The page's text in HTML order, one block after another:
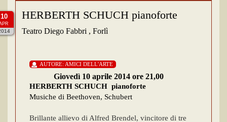
10 HERBERTH SCHUCH pianoforte
Teatro Diego Fabbri , Forlì
AUTORE: AMICI DELL'ARTE
Giovedì 10 aprile 2014 ore 21,00
HERBERTH SCHUCH pianoforte
Musiche di Beethoven, Schubert
Brillante allievo di Alfred Brendel, vincitore di tre